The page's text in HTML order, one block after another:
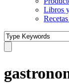
Libros